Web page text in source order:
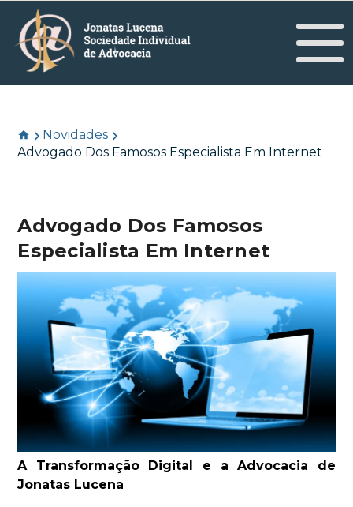
Novidades
Advogado Dos Famosos Especialista Em Internet
Advogado Dos Famosos
Especialista Em Internet
A Transformação Digital e a Advocacia de
Jonatas Lucena